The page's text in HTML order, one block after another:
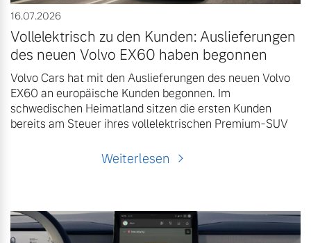
16.07.2026
Vollelektrisch zu den Kunden: Auslieferungen
des neuen Volvo EX60 haben begonnen
Volvo Cars hat mit den Auslieferungen des neuen Volvo
EX60 an europäische Kunden begonnen. Im
schwedischen Heimatland sitzen die ersten Kunden
bereits am Steuer ihres vollelektrischen Premium-SUV
Weiterlesen